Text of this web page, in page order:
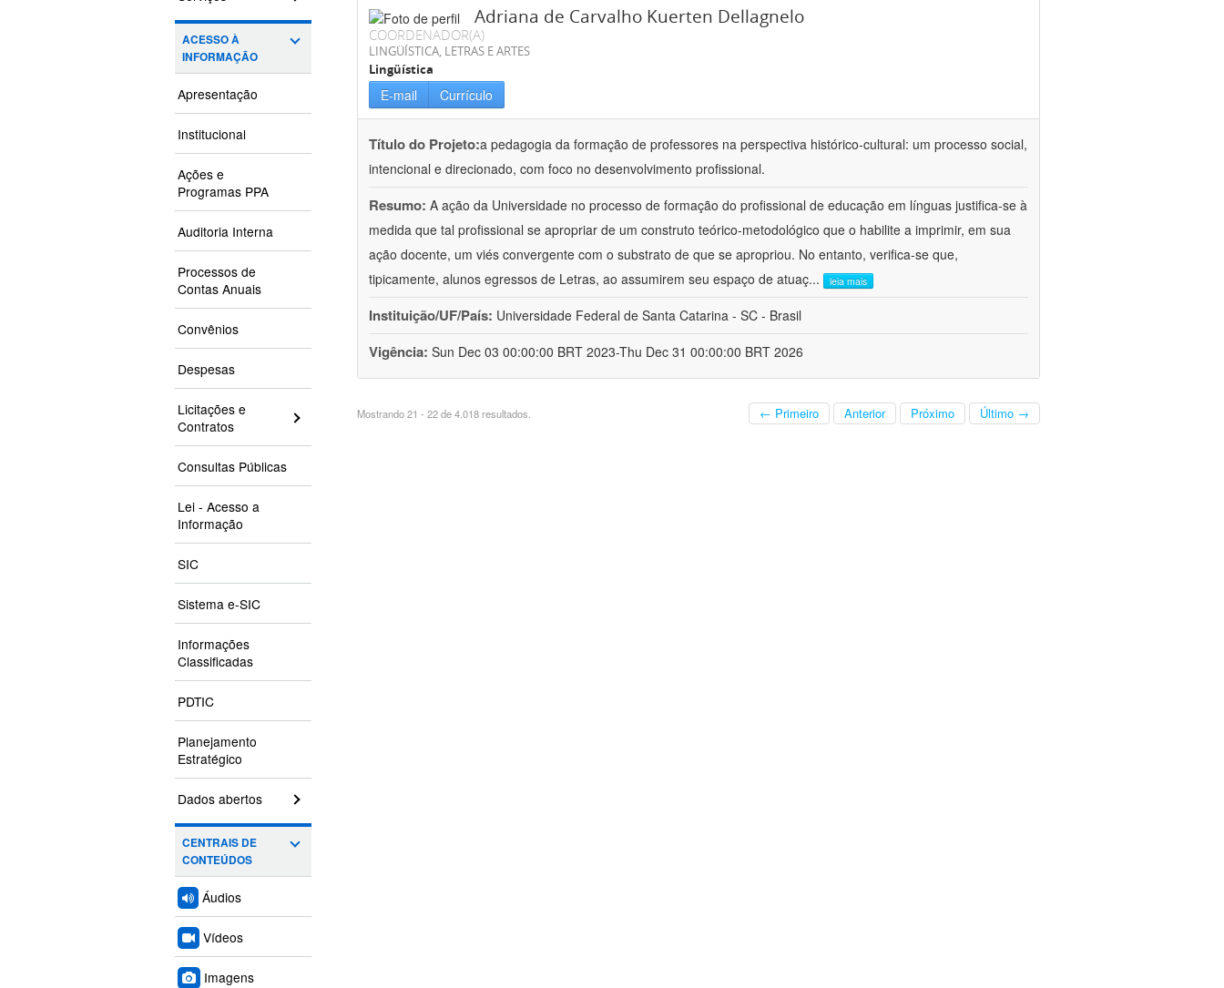
ACESSO À
INFORMAÇÃO
Apresentação
Institucional
Ações e
Programas PPA
Auditoria Interna
Processos de
Contas Anuais
Convênios
Despesas
Licitações e
Contratos
Consultas Públicas
Lei - Acesso a
Informação
SIC
Sistema e-SIC
Informações
Classificadas
PDTIC
Planejamento
Estratégico
Dados abertos
CENTRAIS DE
CONTEÚDOS
Áudios
Vídeos
Imagens
Adriana de Carvalho Kuerten Dellagnelo
COORDENADOR(A)
LINGÜÍSTICA, LETRAS E ARTES
Lingüística
E-mail Currículo
Título do Projeto:a pedagogia da formação de professores na perspectiva histórico-cultural: um processo social,
intencional e direcionado, com foco no desenvolvimento profissional.
Resumo: A ação da Universidade no processo de formação do profissional de educação em línguas justifica-se à
medida que tal profissional se apropriar de um construto teórico-metodológico que o habilite a imprimir, em sua
ação docente, um viés convergente com o substrato de que se apropriou. No entanto, verifica-se que,
tipicamente, alunos egressos de Letras, ao assumirem seu espaço de atuaç... leia mais
Instituição/UF/País: Universidade Federal de Santa Catarina - SC - Brasil
Vigência: Sun Dec 03 00:00:00 BRT 2023-Thu Dec 31 00:00:00 BRT 2026
Mostrando 21 - 22 de 4.018 resultados. ← Primeiro Anterior Próximo Último →